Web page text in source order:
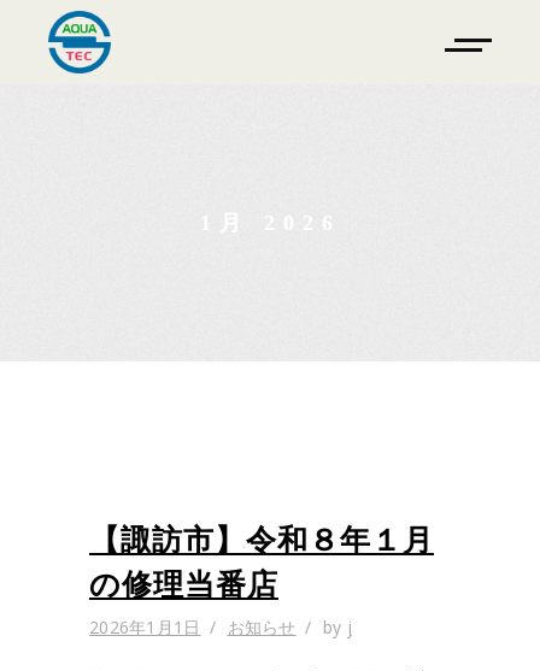
1月 2026
【諏訪市】令和８年１月
の修理当番店
2026年1月1日 お知らせ by j